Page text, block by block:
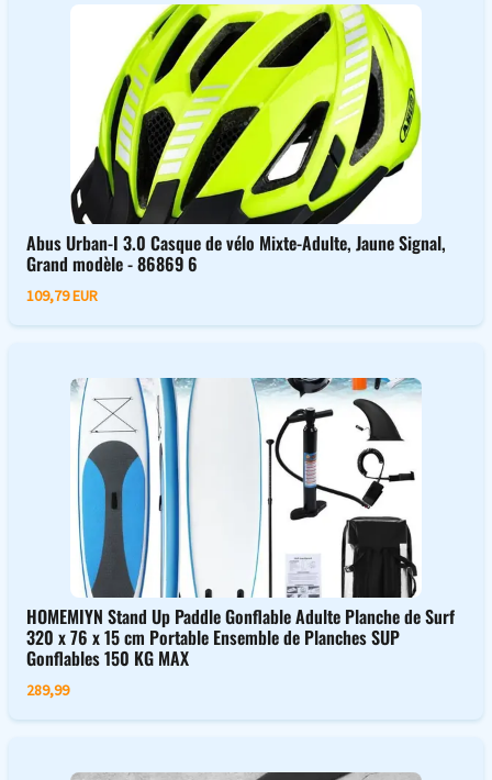
Abus Urban-I 3.0 Casque de vélo Mixte-Adulte, Jaune Signal,
Grand modèle - 86869 6
109,79 EUR
HOMEMIYN Stand Up Paddle Gonflable Adulte Planche de Surf
320 x 76 x 15 cm Portable Ensemble de Planches SUP
Gonflables 150 KG MAX
289,99